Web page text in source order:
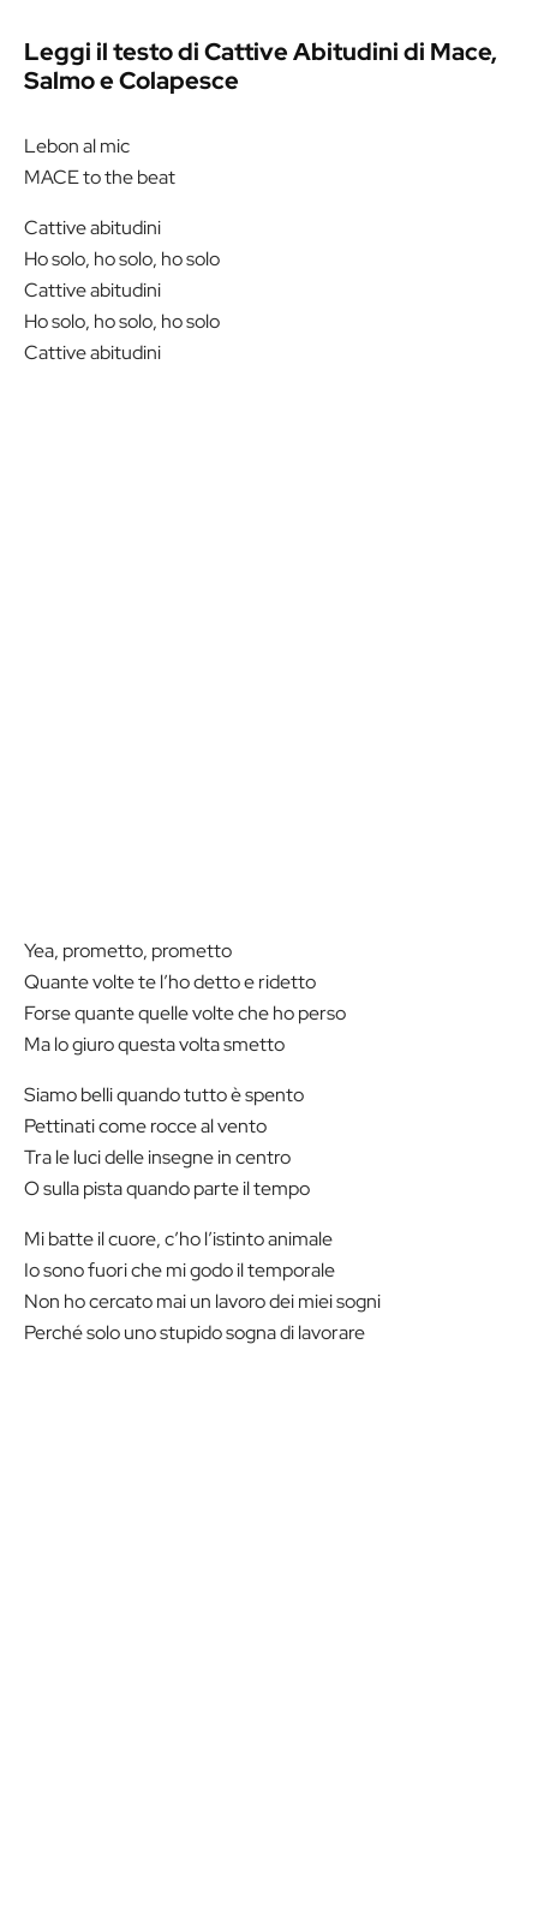
Leggi il testo di Cattive Abitudini di Mace,
Salmo e Colapesce
Lebon al mic
MACE to the beat
Cattive abitudini
Ho solo, ho solo, ho solo
Cattive abitudini
Ho solo, ho solo, ho solo
Cattive abitudini
Yea, prometto, prometto
Quante volte te l’ho detto e ridetto
Forse quante quelle volte che ho perso
Ma lo giuro questa volta smetto
Siamo belli quando tutto è spento
Pettinati come rocce al vento
Tra le luci delle insegne in centro
O sulla pista quando parte il tempo
Mi batte il cuore, c’ho l’istinto animale
Io sono fuori che mi godo il temporale
Non ho cercato mai un lavoro dei miei sogni
Perché solo uno stupido sogna di lavorare